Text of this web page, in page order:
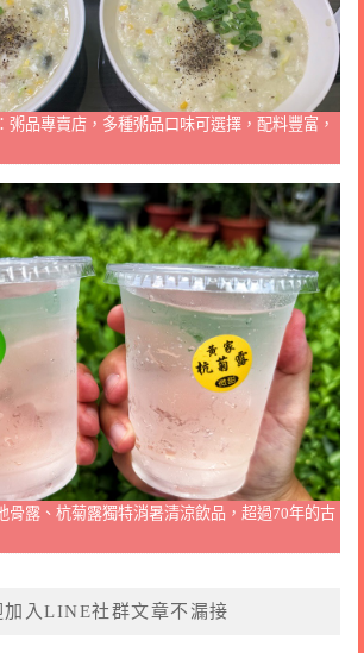
粥品專賣店，多種粥品口味可選擇，配料豐富，
骨露、杭菊露獨特消暑清涼飲品，超過70年的古
加入LINE社群文章不漏接